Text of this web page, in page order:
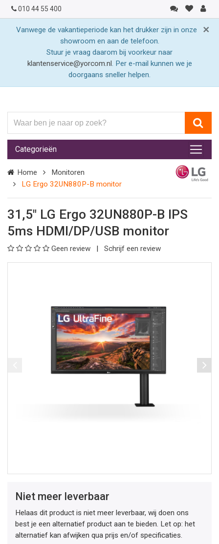
010 44 55 400
×
Vanwege de vakantieperiode kan het drukker zijn in onze
showroom en aan de telefoon.
Stuur je vraag daarom bij voorkeur naar
klantenservice@yorcom.nl. Per e-mail kunnen we je
doorgaans sneller helpen.
ben
je
naar
op
zoek?
Categorieën
Home
Monitoren
LG Ergo 32UN880P-B monitor
31,5" LG Ergo 32UN880P-B IPS
5ms HDMI/DP/USB monitor
Geen review Schrijf een review
Niet meer leverbaar
Helaas dit product is niet meer leverbaar, wij doen ons
best je een alternatief product aan te bieden. Let op: het
alternatief kan afwijken qua prijs en/of specificaties.